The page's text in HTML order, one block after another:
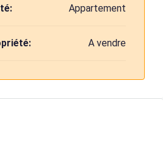
Appartement
A vendre